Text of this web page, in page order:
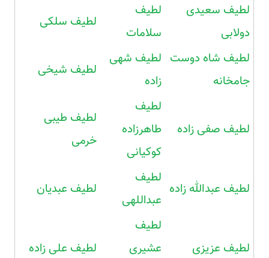
لطیف سعیدی
دولابی
لطیف
سلامات
لطیف سلکی
لطیف شاه دوست
جامخانه
لطیف شهی
زاده
لطیف شیخی
لطیف صفی زاده
لطیف
طاهرزاده
کوکیانی
لطیف طیبی
خرمی
لطیف عبدالله زاده
لطیف
عبداللهی
لطیف عبدیان
لطیف عزیزی
لطیف
عشیری
لطیف علی زاده